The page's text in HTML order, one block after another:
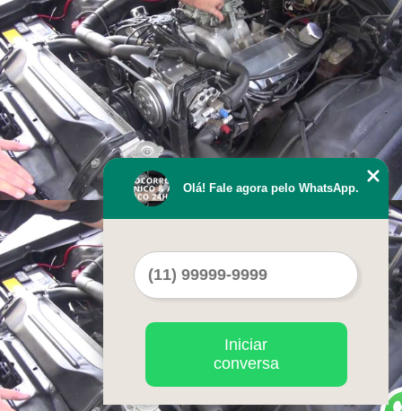
Olá! Fale agora pelo WhatsApp.
Iniciar
conversa